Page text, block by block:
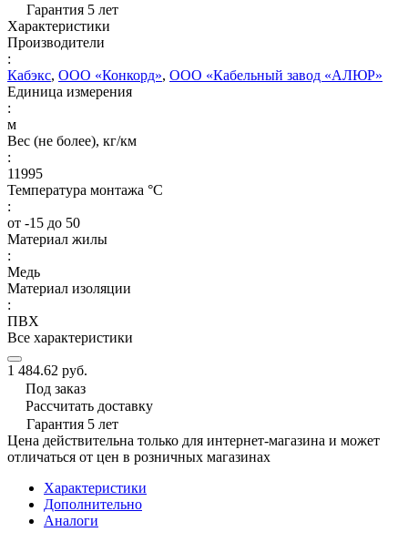
Гарантия 5 лет
Характеристики
Производители
:
Кабэкс, ООО «Конкорд», ООО «Кабельный завод «АЛЮР»
Единица измерения
:
м
Вес (не более), кг/км
:
11995
Температура монтажа °C
:
от -15 до 50
Материал жилы
:
Медь
Материал изоляции
:
ПВХ
Все характеристики
1 484.62 руб.
Под заказ
Рассчитать доставку
Гарантия 5 лет
Цена действительна только для интернет-магазина и может
отличаться от цен в розничных магазинах
Характеристики
Дополнительно
Аналоги